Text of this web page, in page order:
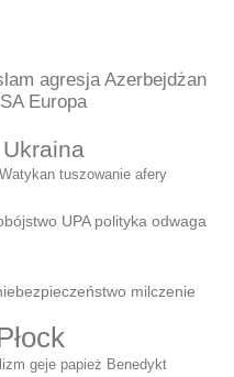
agresja Azerbejdżan
Europa
tuszowanie afery
UPA polityka odwaga
milczenie
geje papież Benedykt